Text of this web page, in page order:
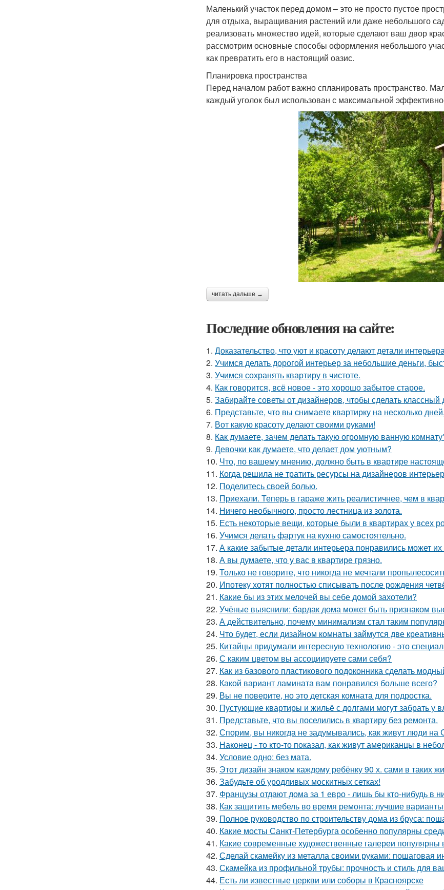
Маленький участок перед домом – это не просто пустое
для отдыха, выращивания растений или даже небольшого
реализовать множество идей, которые сделают ваш двор
рассмотрим основные способы оформления небольшого
как превратить его в настоящий оазис.
Планировка пространства
Перед началом работ важно спланировать пространство.
каждый уголок был использован с максимальной
читать дальше →
Последние обновления на сайте:
1. Доказательство, что уют и красоту делают детали
2. Учимся делать дорогой интерьер за небольшие деньги,
3. Учимся сохранять квартиру в чистоте.
4. Как говорится, всё новое - это хорошо забытое старое.
5. Забирайте советы от дизайнеров, чтобы сделать классный
6. Представьте, что вы снимаете квартирку на несколько
7. Вот какую красоту делают своими руками!
8. Как думаете, зачем делать такую огромную ванную
9. Девочки как думаете, что делает дом уютным?
10. Что, по вашему мнению, должно быть в квартире
11. Когда решила не тратить ресурсы на дизайнеров
12. Поделитесь своей болью.
13. Приехали. Теперь в гараже жить реалистичнее, чем в
14. Ничего необычного, просто лестница из золота.
15. Есть некоторые вещи, которые были в квартирах у всех
16. Учимся делать фартук на кухню самостоятельно.
17. А какие забытые детали интерьера понравились может
18. А вы думаете, что у вас в квартире грязно.
19. Только не говорите, что никогда не мечтали
20. Ипотеку хотят полностью списывать после рождения
21. Какие бы из этих мелочей вы себе домой захотели?
22. Учёные выяснили: бардак дома может быть признаком
23. А действительно, почему минимализм стал таким
24. Что будет, если дизайном комнаты займутся две
25. Китайцы придумали интересную технологию - это
26. С каким цветом вы ассоциируете сами себя?
27. Как из базового пластикового подоконника сделать
28. Какой вариант ламината вам понравился больше всего?
29. Вы не поверите, но это детская комната для подростка.
30. Пустующие квартиры и жильё с долгами могут забрать у
31. Представьте, что вы поселились в квартиру без ремонта.
32. Спорим, вы никогда не задумывались, как живут люди на
33. Наконец - то кто-то показал, как живут американцы в
34. Условие одно: без мата.
35. Этот дизайн знаком каждому ребёнку 90 х. сами в таких
36. Забудьте об уродливых москитных сетках!
37. Французы отдают дома за 1 евро - лишь бы кто-нибудь в
38. Как защитить мебель во время ремонта: лучшие
39. Полное руководство по строительству дома из бруса:
40. Какие мосты Санкт-Петербурга особенно популярны
41. Какие современные художественные галереи популярны
42. Сделай скамейку из металла своими руками: пошаговая
43. Скамейка из профильной трубы: прочность и стиль для
44. Есть ли известные церкви или соборы в Красноярске